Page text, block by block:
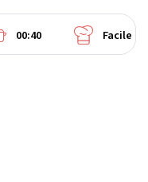
00:40 Facile